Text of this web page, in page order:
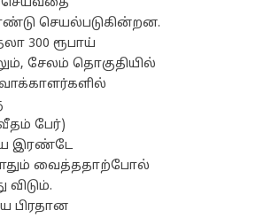
செயல்படுகின்றன.
300 ரூபாய்
சேலம் தொகுதியில்
பேர்)
இரண்டே
வைத்ததாற்போல்
விடும்.